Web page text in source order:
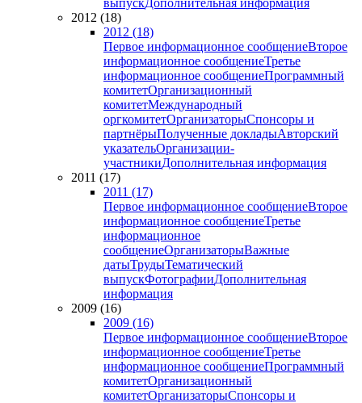
выпускДополнительная информация
2012 (18)
2012 (18)
Первое информационное сообщениеВторое
информационное сообщениеТретье
информационное сообщениеПрограммный
комитетОрганизационный
комитетМеждународный
оргкомитетОрганизаторыСпонсоры и
партнёрыПолученные докладыАвторский
указательОрганизации-
участникиДополнительная информация
2011 (17)
2011 (17)
Первое информационное сообщениеВторое
информационное сообщениеТретье
информационное
сообщениеОрганизаторыВажные
датыТрудыТематический
выпускФотографииДополнительная
информация
2009 (16)
2009 (16)
Первое информационное сообщениеВторое
информационное сообщениеТретье
информационное сообщениеПрограммный
комитетОрганизационный
комитетОрганизаторыСпонсоры и